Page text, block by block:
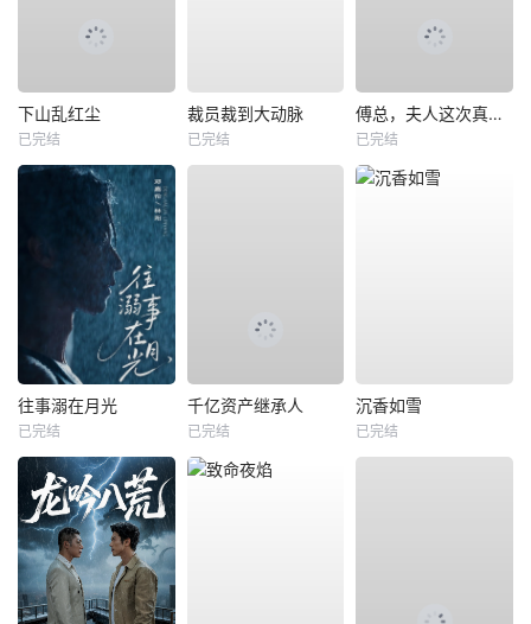
下山乱红尘
已完结
裁员裁到大动脉
已完结
傅总，夫人这次真的死了
已完结
往事溺在月光
已完结
千亿资产继承人
已完结
沉香如雪
已完结